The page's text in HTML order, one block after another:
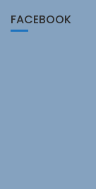
FACEBOOK